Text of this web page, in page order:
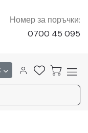
Номер за поръчки:
0700 45 095